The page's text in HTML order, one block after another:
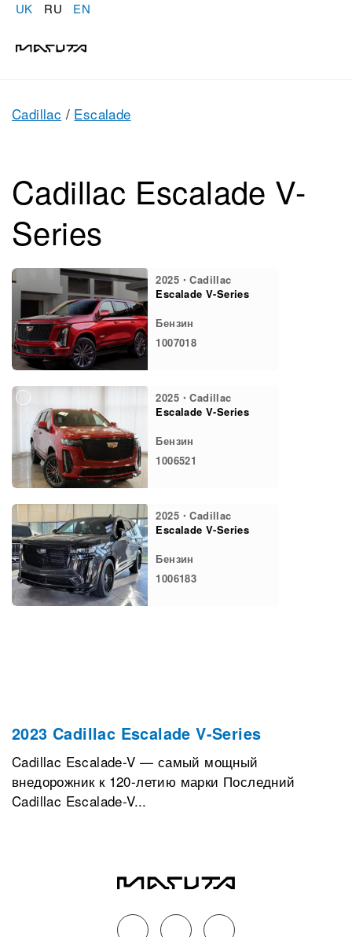
UK RU EN
Cadillac / Escalade
Cadillac Escalade V-
Series
2025・Cadillac
Escalade V-Series
Бензин
1007018
2025・Cadillac
Escalade V-Series
Бензин
1006521
2025・Cadillac
Escalade V-Series
Бензин
1006183
2023 Cadillac Escalade V-Series
Cadillac Escalade-V — самый мощный
внедорожник к 120-летию марки Последний
Cadillac Escalade-V...